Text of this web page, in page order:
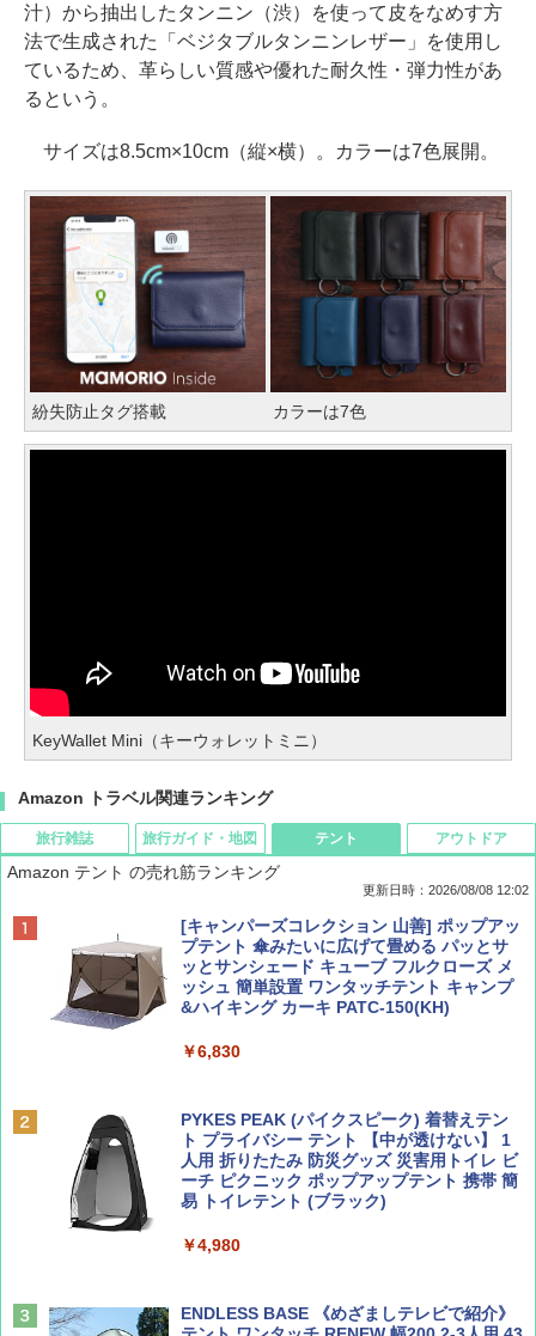
汁）から抽出したタンニン（渋）を使って皮をなめす方
法で生成された「ベジタブルタンニンレザー」を使用し
ているため、革らしい質感や優れた耐久性・弾力性があ
るという。
サイズは8.5cm×10cm（縦×横）。カラーは7色展開。
紛失防止タグ搭載 カラーは7色
KeyWallet Mini（キーウォレットミニ）
Amazon トラベル関連ランキング
旅行雑誌
BE-PAL(ビ-パル) 2026年 9 月号【特別付録:
SOTO ミニマル"旅"財布 ランダム2種】
￥1,500
￥713
旅行ガイド・地図
D40 地球の歩き方 チェンマイ タイ北部の魅
力的な町 2026～2027 地球の歩き方D アジア
￥2,079
￥2,695
テント
Amazon テント の売れ筋ランキング
更新日時：2026/08/08 12:02
[キャンパーズコレクション 山善] ポップアッ
プテント 傘みたいに広げて畳める パッとサ
ッとサンシェード キューブ フルクローズ メ
ッシュ 簡単設置 ワンタッチテント キャンプ
&ハイキング カーキ PATC-150(KH)
￥6,830
PYKES PEAK (パイクスピーク) 着替えテン
ト プライバシー テント 【中が透けない】 1
人用 折りたたみ 防災グッズ 災害用トイレ ビ
ーチ ピクニック ポップアップテント 携帯 簡
易 トイレテント (ブラック)
￥4,980
ENDLESS BASE 《めざましテレビで紹介》
アウトドア